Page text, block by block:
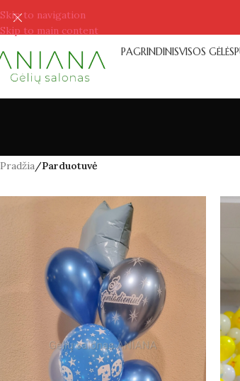
Skip to navigation
Skip to main content
PAGRINDINISVISOS GĖLĖS
Pradžia /Parduotuvė